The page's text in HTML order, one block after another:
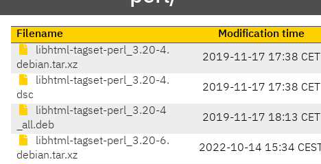
Filename Modification time
libhtml-tagset-perl_3.20-4.
debian.tar.xz
2019-11-17 17:38 CET
libhtml-tagset-perl_3.20-4.
dsc
2019-11-17 17:38 CET
libhtml-tagset-perl_3.20-4
_all.deb
2019-11-17 18:13 CET
libhtml-tagset-perl_3.20-6.
debian.tar.xz
2022-10-14 15:34 CEST